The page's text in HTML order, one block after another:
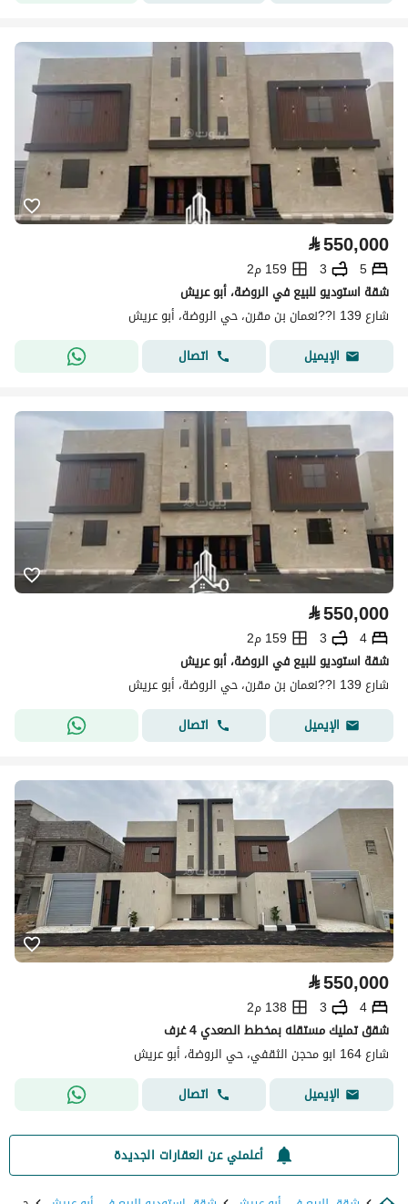
⃁550,000
5
3
159 م2
شقة استوديو للبيع في الروضة، أبو عريش
شارع 139 ا??نعمان بن مقرن، حي الروضة، أبو عريش
الإيميل
اتصال
⃁550,000
4
3
159 م2
شقة استوديو للبيع في الروضة، أبو عريش
شارع 139 ا??نعمان بن مقرن، حي الروضة، أبو عريش
الإيميل
اتصال
⃁550,000
4
3
138 م2
شقق تمليك مستقله بمخطط الصعدي 4 غرف
شارع 164 ابو محجن الثقفي، حي الروضة، أبو عريش
الإيميل
اتصال
أعلمني عن العقارات الجديدة